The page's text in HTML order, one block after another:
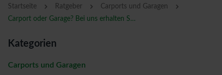
Startseite › Ratgeber › Carports und Garagen ›
Carport oder Garage? Bei uns erhalten Sie beides
Kategorien
Carports und Garagen